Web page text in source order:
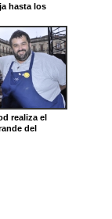
hasta los
realiza el
del